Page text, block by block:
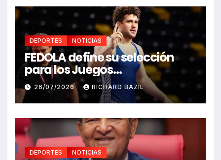
DEPORTES NOTICIAS
FEDOLA define su selección
para los Juegos
Centroamericanos y del
Caribe Santo Domingo 2026
26/07/2026 RICHARD BAZIL
DEPORTES NOTICIAS